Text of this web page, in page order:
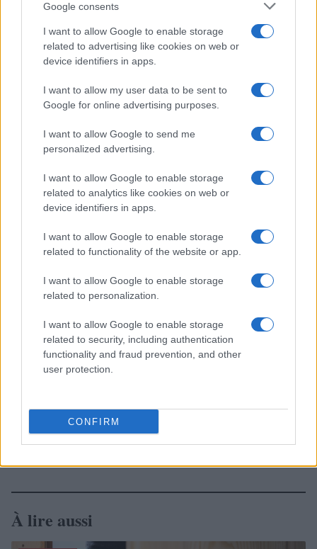
Google consents
I want to allow Google to enable storage
related to advertising like cookies on web or
device identifiers in apps.
I want to allow my user data to be sent to
Google for online advertising purposes.
I want to allow Google to send me
personalized advertising.
I want to allow Google to enable storage
related to analytics like cookies on web or
device identifiers in apps.
I want to allow Google to enable storage
related to functionality of the website or app.
I want to allow Google to enable storage
related to personalization.
I want to allow Google to enable storage
related to security, including authentication
functionality and fraud prevention, and other
user protection.
CONFIRM
environnemental, qui a exprimé une opinion « mitigée »
sur le tarif progressif adopté dans d’autres villes, selon
AUTEUR
Infos Rédaction
À lire aussi